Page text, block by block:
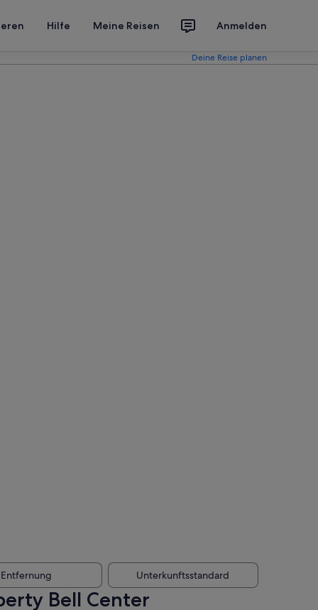
Hilfe Meine Reisen Anmelden
Deine Reise planen
Entfernung Unterkunftsstandard
Bell Center